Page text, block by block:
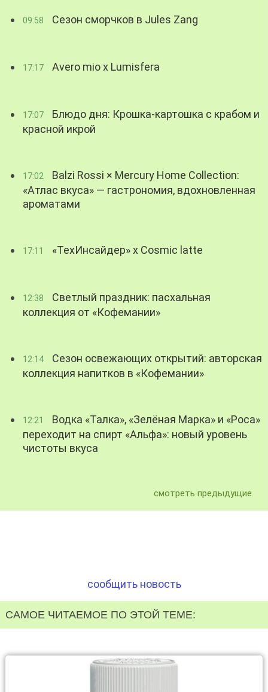
09:58 Сезон сморчков в Jules Zang
17:17 Avero mio x Lumisfera
17:07
Блюдо дня: Крошка-картошка с крабом и
красной икрой
17:02
Balzi Rossi × Mercury Home Collection:
«Атлас вкуса» — гастрономия, вдохновленная
ароматами
17:11 «ТехИнсайдер» х Cosmic latte
12:38
Светлый праздник: пасхальная
коллекция от «Кофемании»
12:14
Сезон освежающих открытий: авторская
коллекция напитков в «Кофемании»
12:21
Водка «Талка», «Зелёная Марка» и «Роса»
переходит на спирт «Альфа»: новый уровень
чистоты вкуса
смотреть предыдущие
сообщить новость
САМОЕ ЧИТАЕМОЕ ПО ЭТОЙ ТЕМЕ: